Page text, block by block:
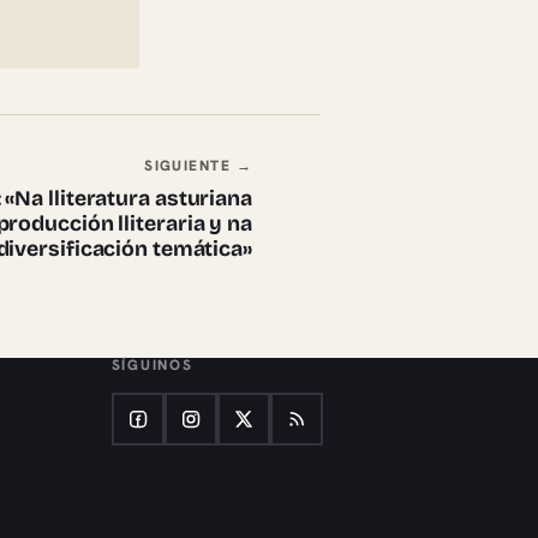
SIGUIENTE →
«Na lliteratura asturiana
lliteraria y na
temática»
SÍGUINOS